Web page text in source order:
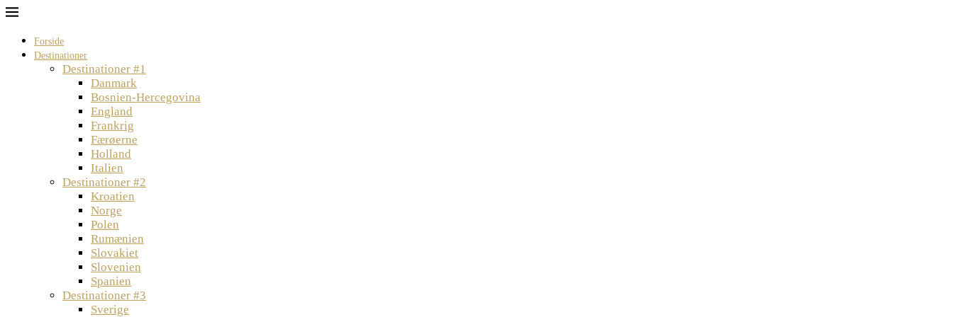
Forside
Destinationer
Destinationer #1
Danmark
Bosnien-Hercegovina
England
Frankrig
Færøerne
Holland
Italien
Destinationer #2
Kroatien
Norge
Polen
Rumænien
Slovakiet
Slovenien
Spanien
Destinationer #3
Sverige